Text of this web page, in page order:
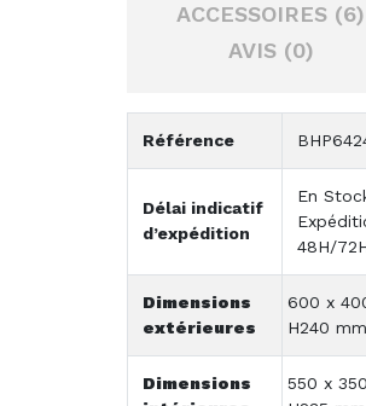
ACCESSOIRES (6)
AVIS (0)
Référence
Délai indicatif
d’expédition
En
48H/
Dimensions
extérieures
600 x
H240 mm
Dimensions
550 x